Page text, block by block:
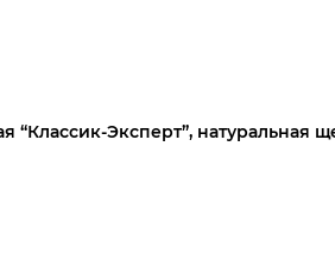
“Классик-Эксперт”, натуральная